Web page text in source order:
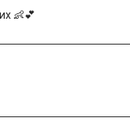
👶💕